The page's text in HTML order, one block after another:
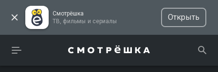
Смотрёшка
ТВ, фильмы и сериалы
Открыть